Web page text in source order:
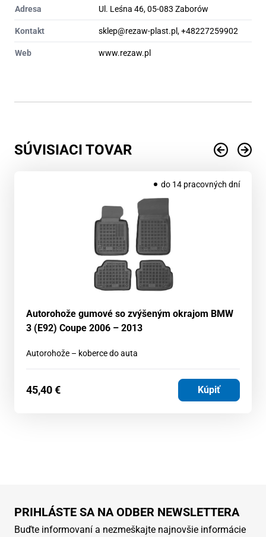
Adresa Ul. Leśna 46, 05-083 Zaborów
Kontakt sklep@rezaw-plast.pl, +48227259902
Web www.rezaw.pl
SÚVISIACI TOVAR
do 14 pracovných dní
Autorohože gumové so zvýšeným okrajom BMW
3 (E92) Coupe 2006 – 2013
Autorohože – koberce do auta
45,40€ Kúpiť
PRIHLÁSTE SA NA ODBER NEWSLETTERA
Buďte informovaní a nezmeškajte najnovšie informácie